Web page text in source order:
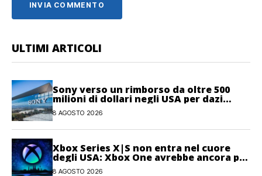
ULTIMI ARTICOLI
Sony verso un rimborso da oltre 500
milioni di dollari negli USA per dazi
illegittimi
8 AGOSTO 2026
Xbox Series X|S non entra nel cuore
degli USA: Xbox One avrebbe ancora più
giocatori attivi
8 AGOSTO 2026